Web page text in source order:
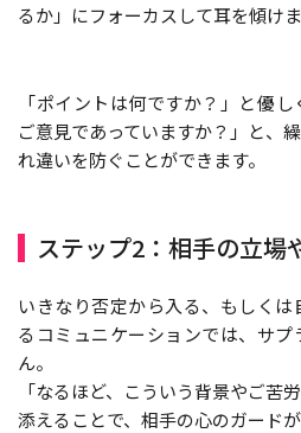
るか」にフォーカスして耳を傾けま
「ポイントは何ですか？」と優
ご意見であっていますか？」と、
れ違いを防ぐことができます。
ステップ2：相手の立場
いきなり否定から入る、もしく
るコミュニケーションでは、サ
ん。
「なるほど、こういう背景やご苦
添えることで、相手の心のガード